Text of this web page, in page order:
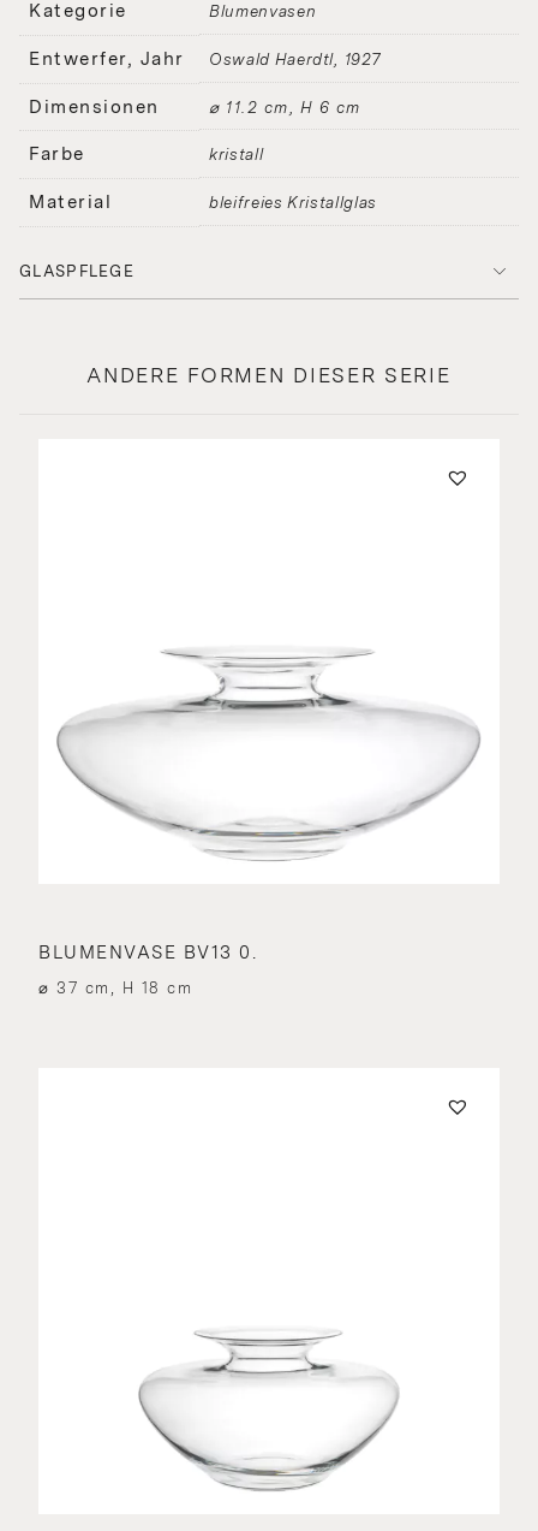
Kategorie Blumenvasen
Entwerfer, Jahr Oswald Haerdtl 1927
Dimensionen ⌀ 11.2 cm, H 6 cm
Farbe kristall
Material bleifreies Kristallglas
GLASPFLEGE
ANDERE FORMEN DIESER SERIE
BLUMENVASE BV13 0.
⌀ 37 cm, H 18 cm